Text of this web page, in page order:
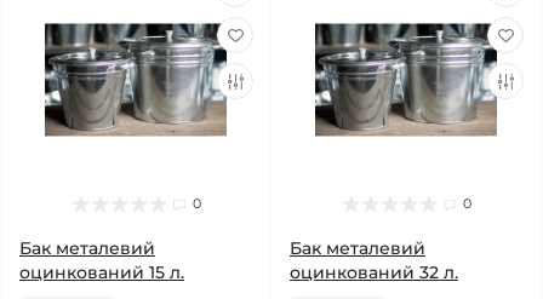
0
Бак металевий
оцинкований 15 л.
0
Бак металевий
оцинкований 32 л.